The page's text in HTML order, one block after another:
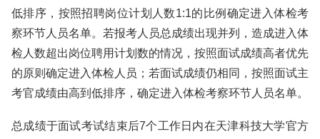
低排序，按照招聘岗位计划人数1:1的比例确定进入体检考
察环节人员名单。若报考人员总成绩出现并列，造成进入体
检人数超出岗位聘用计划数的情况，按照面试成绩高者优先
的原则确定进入体检人员；若面试成绩仍相同，按照面试主
考官成绩由高到低排序，确定进入体检考察环节人员名单。
总成绩于面试考试结束后7个工作日内在天津科技大学官方